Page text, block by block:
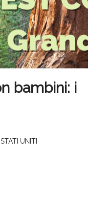
bambini: i
STATI UNITI